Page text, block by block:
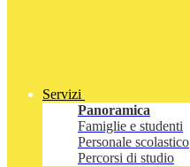
Servizi
Panoramica
Famiglie e studenti
Personale scolastico
Percorsi di studio